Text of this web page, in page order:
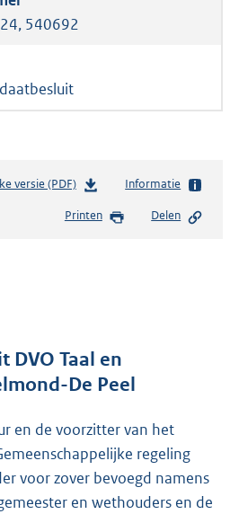
540692
versie (PDF)b
s
r
o
t
e
2
9
Informatie
Printen Delen
DVO Taal en
De Peel
en de voorzitter van het
regeling
voor zover bevoegd namens
en wethouders en de